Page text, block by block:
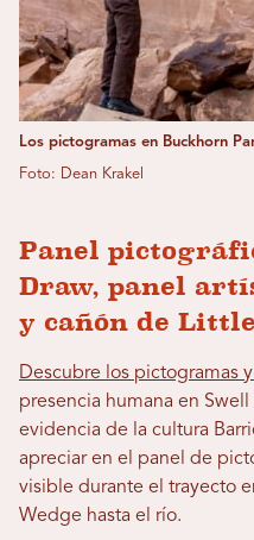
Los pictogramas en Buckhorn
Foto: Dean Krakel
Panel
Draw, panel
y cañón de
Descubre los pictogramas
presencia humana en
evidencia de la cultura
apreciar en el panel de
visible durante el trayecto
Wedge hasta el río.